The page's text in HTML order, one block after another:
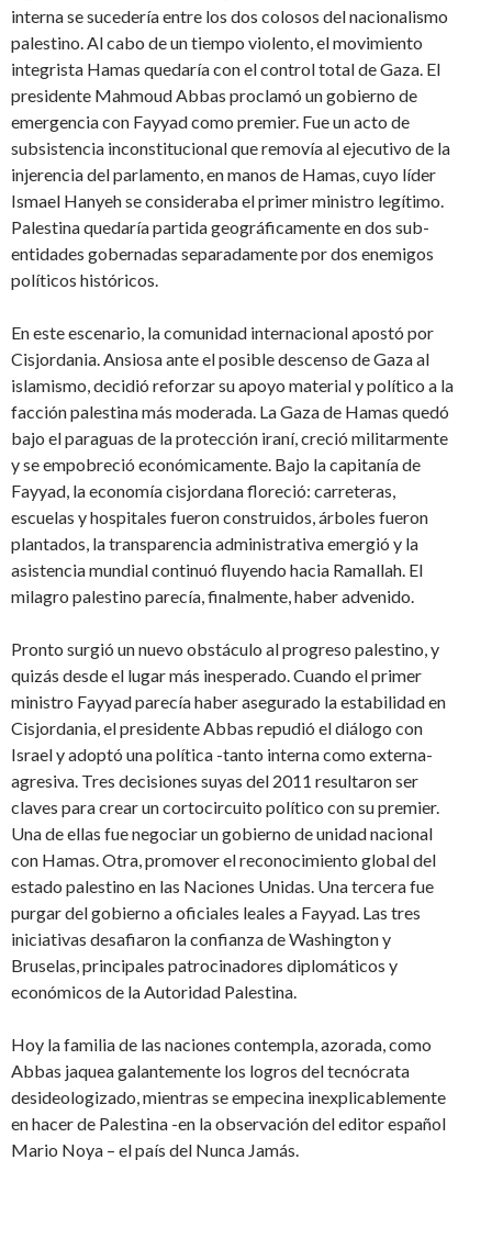
interna se sucedería entre los dos colosos del nacionalismo
palestino. Al cabo de un tiempo violento, el movimiento
integrista Hamas quedaría con el control total de Gaza. El
presidente Mahmoud Abbas proclamó un gobierno de
emergencia con Fayyad como premier. Fue un acto de
subsistencia inconstitucional que removía al ejecutivo de la
injerencia del parlamento, en manos de Hamas, cuyo líder
Ismael Hanyeh se consideraba el primer ministro legítimo.
Palestina quedaría partida geográficamente en dos sub-
entidades gobernadas separadamente por dos enemigos
políticos históricos.
En este escenario, la comunidad internacional apostó por
Cisjordania. Ansiosa ante el posible descenso de Gaza al
islamismo, decidió reforzar su apoyo material y político a la
facción palestina más moderada. La Gaza de Hamas quedó
bajo el paraguas de la protección iraní, creció militarmente
y se empobreció económicamente. Bajo la capitanía de
Fayyad, la economía cisjordana floreció: carreteras,
escuelas y hospitales fueron construidos, árboles fueron
plantados, la transparencia administrativa emergió y la
asistencia mundial continuó fluyendo hacia Ramallah. El
milagro palestino parecía, finalmente, haber advenido.
Pronto surgió un nuevo obstáculo al progreso palestino, y
quizás desde el lugar más inesperado. Cuando el primer
ministro Fayyad parecía haber asegurado la estabilidad en
Cisjordania, el presidente Abbas repudió el diálogo con
Israel y adoptó una política -tanto interna como externa-
agresiva. Tres decisiones suyas del 2011 resultaron ser
claves para crear un cortocircuito político con su premier.
Una de ellas fue negociar un gobierno de unidad nacional
con Hamas. Otra, promover el reconocimiento global del
estado palestino en las Naciones Unidas. Una tercera fue
purgar del gobierno a oficiales leales a Fayyad. Las tres
iniciativas desafiaron la confianza de Washington y
Bruselas, principales patrocinadores diplomáticos y
económicos de la Autoridad Palestina.
Hoy la familia de las naciones contempla, azorada, como
Abbas jaquea galantemente los logros del tecnócrata
desideologizado, mientras se empecina inexplicablemente
en hacer de Palestina -en la observación del editor español
Mario Noya – el país del Nunca Jamás.